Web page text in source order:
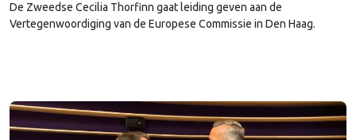
De Zweedse Cecilia Thorfinn gaat leiding geven aan de
Vertegenwoordiging van de Europese Commissie in Den Haag.